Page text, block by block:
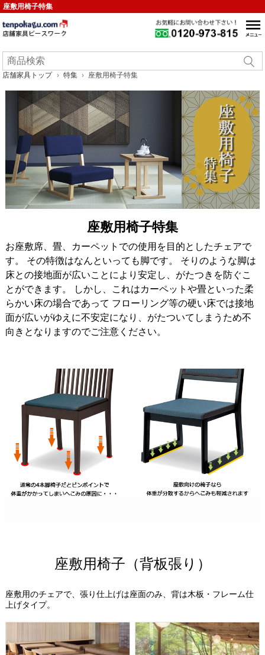
座敷用椅子特集
店舗家具トップ 特集 座敷用椅子特集
座敷用椅子特集
お座敷席、畳、カーペットでの使用を目的としたチェアで
す。 その特徴はなんといっても脚です。 そりのような脚は
床との接地面が広いことにより安定し、がたつきを防ぐこ
とができます。 しかし、これはカーペットや畳といった柔
らかい床の場合であって フローリング等の硬い床では接地
面が広いがゆえに不安定になり、がたついてしまうため不
向きとなりますのでご注意ください。
座敷用椅子（背板張り）
座敷用のチェアで、張り仕上げは座面のみ、背は木板・フレーム仕
上げタイプ。